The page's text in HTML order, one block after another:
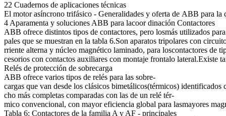
22 Cuadernos de aplicaciones técnicas
El motor asíncrono trifásico - Generalidades y oferta de ABB para la
4 Aparamenta y soluciones ABB para lacoor dinación Contactores
ABB ofrece distintos tipos de contactores, pero losmás utilizados
pales que se muestran en la tabla 6.Son aparatos tripolares con
rriente alterna y núcleo magnético laminado, para loscontactores
cesorios con contactos auxiliares con montaje frontalo lateral.Existe
Relés de protección de sobrecarga
ABB ofrece varios tipos de relés para las sobre-
cargas que van desde los clásicos bimetálicos(térmicos)
cho más completas comparadas con las de un relé tér-
mico convencional, con mayor eficiencia global para lasmayores
Tabla 6: Contactores de la familia A y AF - principales